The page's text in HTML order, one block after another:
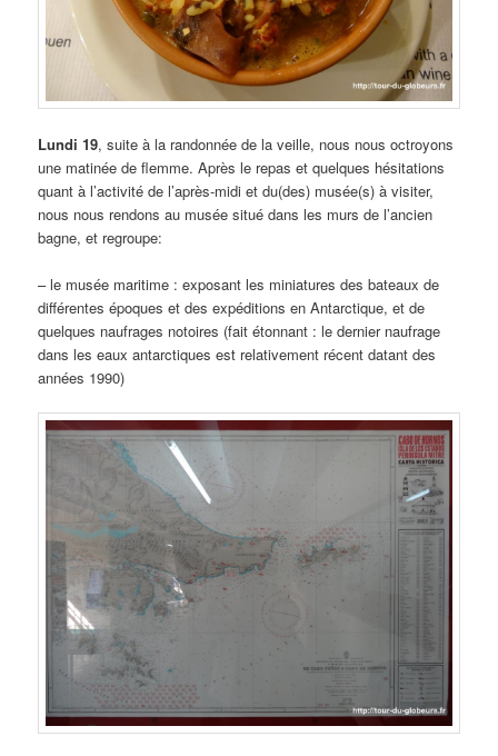
Lundi 19, suite à la randonnée de la veille, nous nous octroyons
une matinée de flemme. Après le repas et quelques hésitations
quant à l’activité de l’après-midi et du(des) musée(s) à visiter,
nous nous rendons au musée situé dans les murs de l’ancien
bagne, et regroupe:
– le musée maritime : exposant les miniatures des bateaux de
différentes époques et des expéditions en Antarctique, et de
quelques naufrages notoires (fait étonnant : le dernier naufrage
dans les eaux antarctiques est relativement récent datant des
années 1990)